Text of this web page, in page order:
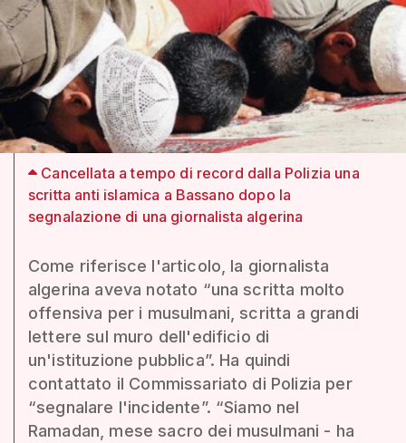
Cancellata a tempo di record dalla Polizia una
scritta anti islamica a Bassano dopo la
segnalazione di una giornalista algerina
Come riferisce l'articolo, la giornalista
algerina aveva notato “una scritta molto
offensiva per i musulmani, scritta a grandi
lettere sul muro dell'edificio di
un'istituzione pubblica”. Ha quindi
contattato il Commissariato di Polizia per
“segnalare l'incidente”. “Siamo nel
Ramadan, mese sacro dei musulmani - ha